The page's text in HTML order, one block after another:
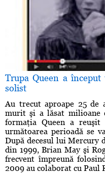
Trupa Queen a
solist
Au trecut aproape 25 de
murit şi a lăsat milioane
formaţia Queen a
următoarea perioadă se
După decesul lui Mercury
din 1999, Brian May şi
frecvent împreună
2009 au colaborat cu Paul